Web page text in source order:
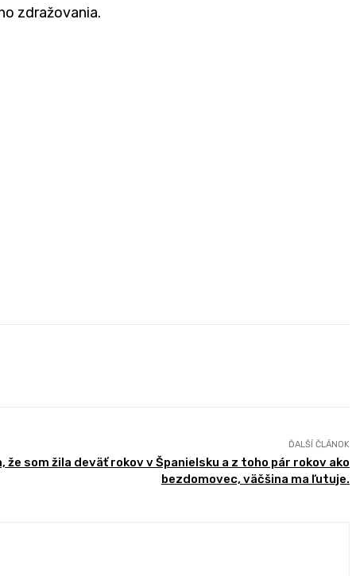
zdražovania.
ĎALŠÍ ČLÁNOK
že som žila deväť rokov v Španielsku a z toho pár rokov ako
bezdomovec, väčšina ma ľutuje.